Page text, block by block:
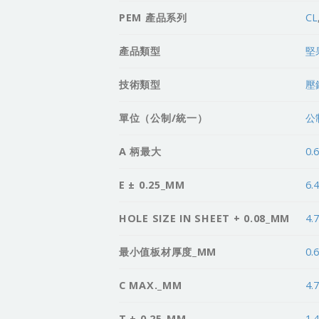
PEM 產品系列 CL
產品類型 堅
技術類型 壓
單位（公制/統一） 公
A 柄最大
E ± 0.25_MM
HOLE SIZE IN SHEET + 0.08_MM
最小值板材厚度_MM
C MAX._MM